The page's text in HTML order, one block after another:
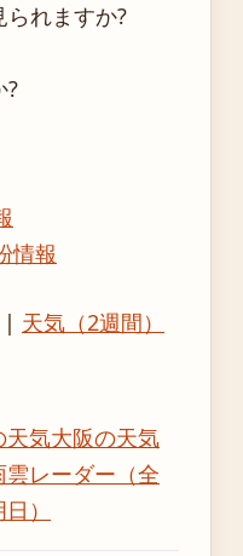
れますか?
?
情報
| 天気（2週間）
天気大阪の天気
雲レーダー（全
）